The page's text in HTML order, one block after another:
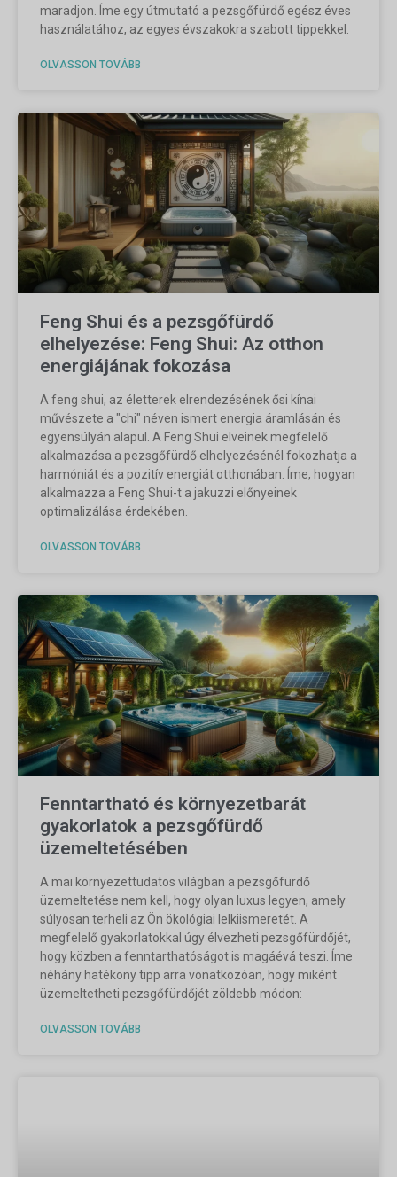
maradjon. Íme egy útmutató a pezsgőfürdő egész éves
használatához, az egyes évszakokra szabott tippekkel.
OLVASSON TOVÁBB
Feng Shui és a pezsgőfürdő
elhelyezése: Feng Shui: Az otthon
energiájának fokozása
A feng shui, az életterek elrendezésének ősi kínai
művészete a "chi" néven ismert energia áramlásán és
egyensúlyán alapul. A Feng Shui elveinek megfelelő
alkalmazása a pezsgőfürdő elhelyezésénél fokozhatja a
harmóniát és a pozitív energiát otthonában. Íme, hogyan
alkalmazza a Feng Shui-t a jakuzzi előnyeinek
optimalizálása érdekében.
OLVASSON TOVÁBB
Fenntartható és környezetbarát
gyakorlatok a pezsgőfürdő
üzemeltetésében
A mai környezettudatos világban a pezsgőfürdő
üzemeltetése nem kell, hogy olyan luxus legyen, amely
súlyosan terheli az Ön ökológiai lelkiismeretét. A
megfelelő gyakorlatokkal úgy élvezheti pezsgőfürdőjét,
hogy közben a fenntarthatóságot is magáévá teszi. Íme
néhány hatékony tipp arra vonatkozóan, hogy miként
üzemeltetheti pezsgőfürdőjét zöldebb módon:
OLVASSON TOVÁBB